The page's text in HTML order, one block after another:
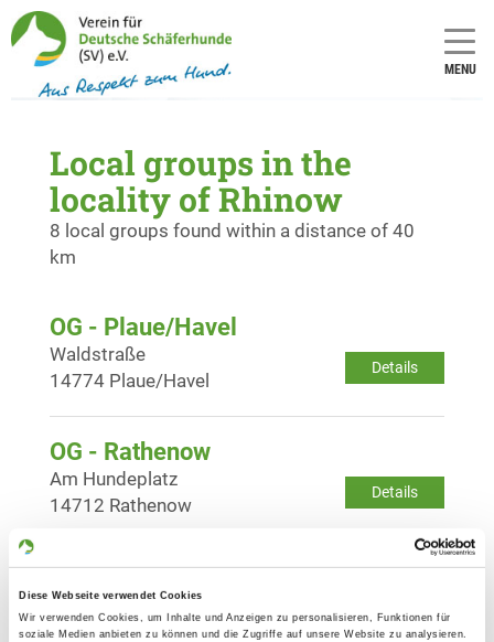
Diese Webseite verwendet Cookies
Wir verwenden Cookies, um Inhalte und Anzeigen zu personalisieren, Funktionen für
soziale Medien anbieten zu können und die Zugriffe auf unsere Website zu analysieren.
MENU
Local groups in the
locality of Rhinow
8 local groups found within a distance of 40
km
OG - Plaue/Havel
Details
Waldstraße
14774 Plaue/Havel
OG - Rathenow
Details
Am Hundeplatz
14712 Rathenow
OG - Neuruppin e.V.
Details
Weg zur Chaussee
16816 Neuruppin